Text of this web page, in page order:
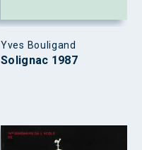
Yves Bouligand
Solignac 1987